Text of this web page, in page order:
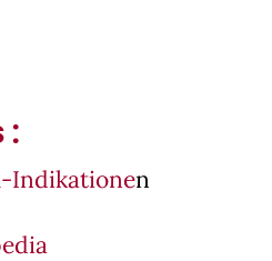
:
Indikationen